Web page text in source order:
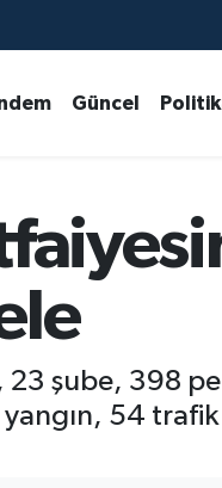
Güncel
23 şube, 398
yangın, 54